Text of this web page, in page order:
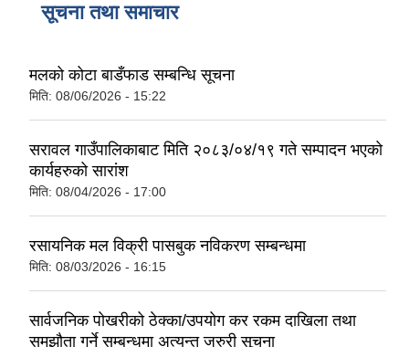
सूचना तथा समाचार
मलको कोटा बाडँफाड सम्बन्धि सूचना
मिति: 08/06/2026 - 15:22
सरावल गाउँपालिकाबाट मिति २०८३/०४/१९ गते सम्पादन भएको
कार्यहरुको सारांश
मिति: 08/04/2026 - 17:00
रसायनिक मल विक्री पासबुक नविकरण सम्बन्धमा
मिति: 08/03/2026 - 16:15
सार्वजनिक पोखरीको ठेक्का/उपयोग कर रकम दाखिला तथा
समझौता गर्ने सम्बन्धमा अत्यन्त जरुरी सूचना